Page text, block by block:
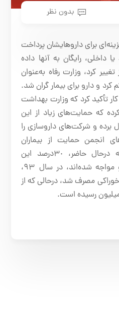
بدون نظر
برای داروهایشان پرداخت
داخلی، رایگان به آنها داده
کرد، وزارت رفاه به‌عنوان
و دارو برای بیمار گران شد.
تأکید کرد که وزارت بهداشت
کرده که حمایت‌های زیاد از این
برده و شرکت‌های داروسازی را
انجمن حمایت از بیماران
تالاسمی نشان می‌دهد که درحال حاضر، ٣٠‌درصد این
بیماران، با سوءمصرف دارو مواجه شده‌اند، در ‌سال ٩٣،
خوراکی مصرف شد، درحالی ‌که از